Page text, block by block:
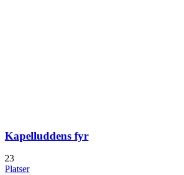
Kapelluddens fyr
23
Platser